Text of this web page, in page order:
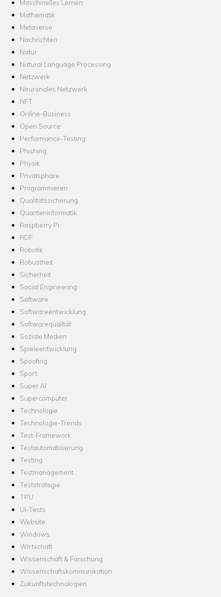
Maschinelles Lernen
Mathematik
Metaverse
Nachrichten
Natur
Natural Language Processing
Netzwerk
Neuronales Netzwerk
NFT
Online-Business
Open Source
Performance-Testing
Phishing
Physik
Privatsphäre
Programmieren
Qualitätssicherung
Quanteninformatik
Raspberry Pi
RDF
Robotik
Robustheit
Sicherheit
Social Engineering
Software
Softwareentwicklung
Softwarequalität
Soziale Medien
Spieleentwicklung
Spoofing
Sport
Super AI
Supercomputer
Technologie
Technologie-Trends
Test-Framework
Testautomatisierung
Testing
Testmanagement
Teststrategie
TPU
UI-Tests
Website
Windows
Wirtschaft
Wissenschaft & Forschung
Wissenschaftskommunikation
Zukunftstechnologien